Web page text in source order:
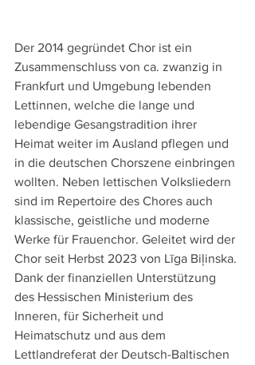
Der 2014 gegründet Chor ist ein
Zusammenschluss von ca. zwanzig in
Frankfurt und Umgebung lebenden
Lettinnen, welche die lange und
lebendige Gesangstradition ihrer
Heimat weiter im Ausland pflegen und
in die deutschen Chorszene einbringen
wollten. Neben lettischen Volksliedern
sind im Repertoire des Chores auch
klassische, geistliche und moderne
Werke für Frauenchor. Geleitet wird der
Chor seit Herbst 2023 von Līga Biļinska.
Dank der finanziellen Unterstützung
des Hessischen Ministerium des
Inneren, für Sicherheit und
Heimatschutz und aus dem
Lettlandreferat der Deutsch-Baltischen